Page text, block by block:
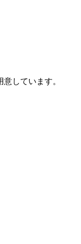
しています。